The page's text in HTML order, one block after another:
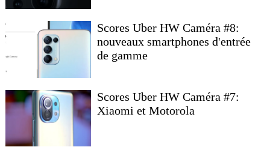
Scores Uber HW Caméra #8:
nouveaux smartphones d'entrée
de gamme
Scores Uber HW Caméra #7:
Xiaomi et Motorola